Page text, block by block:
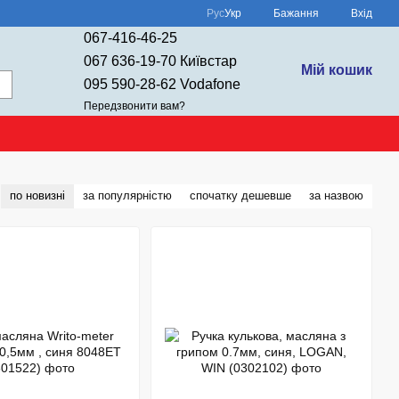
РусУкр Бажання Вхід
067-416-46-25
067 636-19-70 Київстар
095 590-28-62 Vodafone
Передзвонити вам?
Мій кошик
по новизні за популярністю спочатку дешевше за назвою